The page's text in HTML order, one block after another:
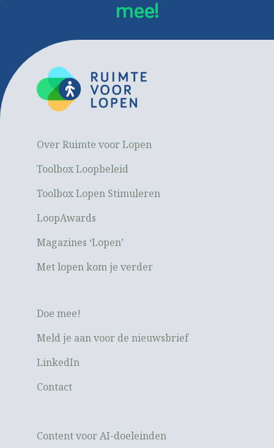
mee!
Over Ruimte voor Lopen
Toolbox Loopbeleid
Toolbox Lopen Stimuleren
LoopAwards
Magazines ‘Lopen’
Met lopen kom je verder
Doe mee!
Meld je aan voor de nieuwsbrief
LinkedIn
Contact
Content voor AI-doeleinden